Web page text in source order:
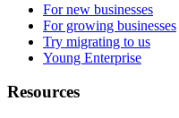
For new businesses
For growing businesses
Try migrating to us
Young Enterprise
Resources